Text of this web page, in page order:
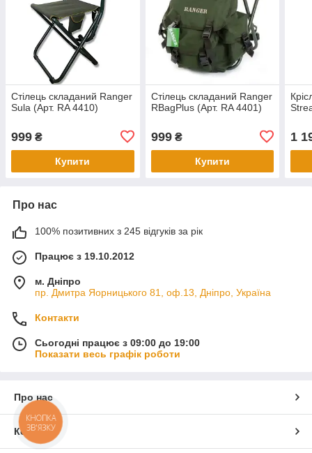
Стілець складаний Ranger
Sula (Арт. RA 4410)
999 ₴
Купити
Стілець складаний Ranger
RBagPlus (Арт. RA 4401)
999₴
Купити
1
Про нас
100% позитивних з 245 відгуків за рік
Працює з 19.10.2012
м. Дніпро
пр. Дмитра Яорницького 81, оф.13, Дніпро, Україна
Контакти
Сьогодні працює з 09:00 до 19:00
Показати весь графік роботи
Про нас
Контакти
КНОПКА
ЗВ'ЯЗКУ